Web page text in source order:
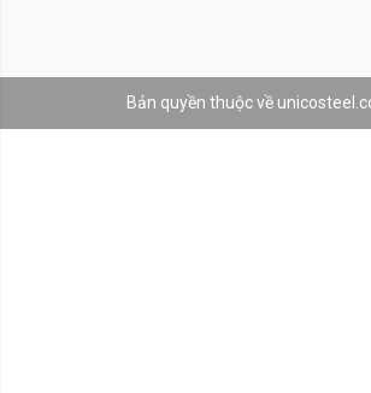
Bản quyền thuộc về